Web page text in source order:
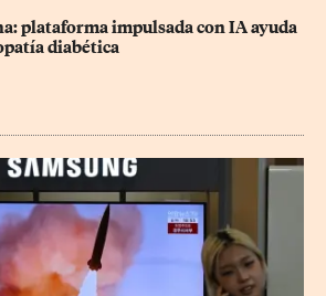
plataforma impulsada con IA ayuda
diabética